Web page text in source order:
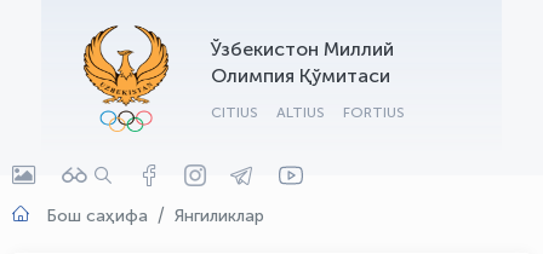
Ўзбекистон Миллий
Олимпия Қўмитаси
CITIUS ALTIUS FORTIUS
Бош саҳифа Янгиликлар
OLYMPCHIK AI - yordamchi
Онлайн · olympic.uz